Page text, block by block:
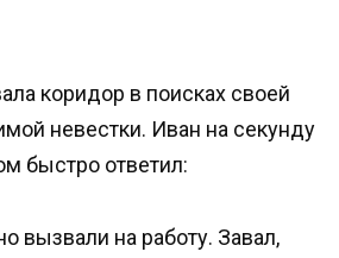
коридор в поисках своей
невестки. Иван на секунду
быстро ответил:
вызвали на работу. Завал,